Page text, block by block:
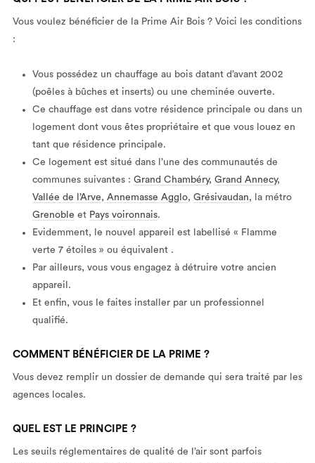
Vous voulez bénéficier de la Prime Air Bois ? Voici les conditions
:
Vous possédez un chauffage au bois datant d’avant 2002
(poêles à bûches et inserts) ou une cheminée ouverte.
Ce chauffage est dans votre résidence principale ou dans un
logement dont vous êtes propriétaire et que vous louez en
tant que résidence principale.
Ce logement est situé dans l’une des communautés de
communes suivantes : Grand Chambéry, Grand Annecy,
Vallée de l’Arve, Annemasse Agglo, Grésivaudan, la métro
Grenoble et Pays voironnais.
Evidemment, le nouvel appareil est labellisé « Flamme
verte 7 étoiles » ou équivalent .
Par ailleurs, vous vous engagez à détruire votre ancien
appareil.
Et enfin, vous le faites installer par un professionnel
qualifié.
COMMENT BÉNÉFICIER DE LA PRIME ?
Vous devez remplir un dossier de demande qui sera traité par les
agences locales.
QUEL EST LE PRINCIPE ?
Les seuils réglementaires de qualité de l’air sont parfois